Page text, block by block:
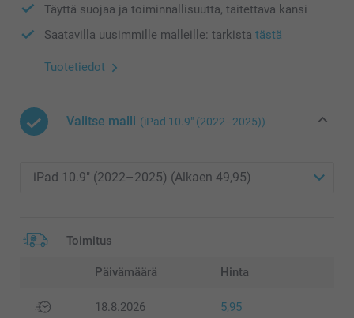
Täyttä suojaa ja toiminnallisuutta, taitettava kansi
Saatavilla uusimmille malleille: tarkista tästä
Tuotetiedot
Valitse malli (iPad 10.9″ (2022–2025))
Toimitus
Päivämäärä Hinta
18.8.2026 5,95